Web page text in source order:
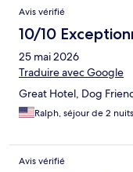
Avis vérifié
10/10
25 mai 2026
Traduire avec Google
Great Hotel, Dog
Ralph, séjour de 2 nuits
Avis vérifié